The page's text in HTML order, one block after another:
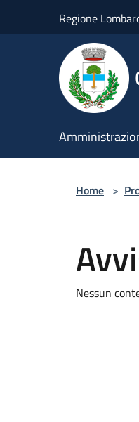
Regione
Home >
Nessun